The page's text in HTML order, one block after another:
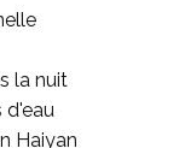
la nuit
d'eau
Haiyan